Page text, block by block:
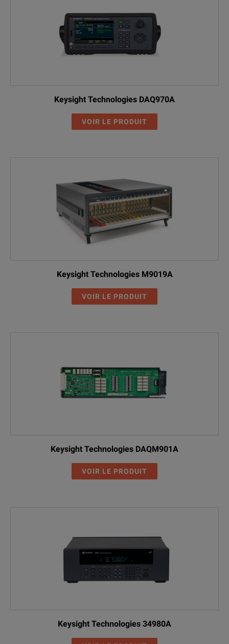
Keysight Technologies DAQ970A
VOIR LE PRODUIT
Keysight Technologies M9019A
VOIR LE PRODUIT
Keysight Technologies DAQM901A
VOIR LE PRODUIT
Keysight Technologies 34980A